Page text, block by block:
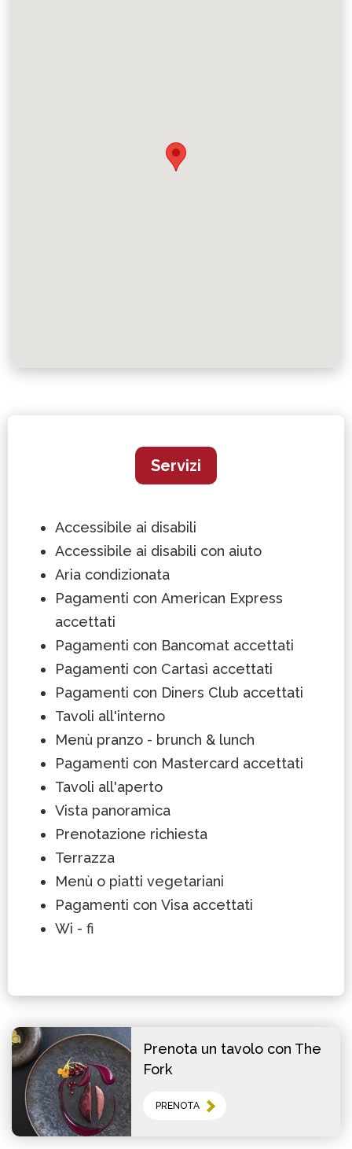
Servizi
Accessibile ai disabili
Accessibile ai disabili con aiuto
Aria condizionata
Pagamenti con American Express
accettati
Pagamenti con Bancomat accettati
Pagamenti con Cartasì accettati
Pagamenti con Diners Club accettati
Tavoli all'interno
Menù pranzo - brunch & lunch
Pagamenti con Mastercard accettati
Tavoli all'aperto
Vista panoramica
Prenotazione richiesta
Terrazza
Menù o piatti vegetariani
Pagamenti con Visa accettati
Wi - fi
Prenota un tavolo con The
Fork
PRENOTA